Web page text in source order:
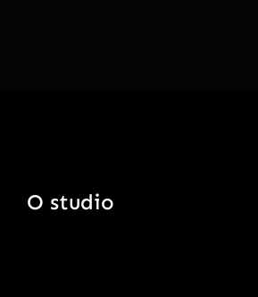
O studio